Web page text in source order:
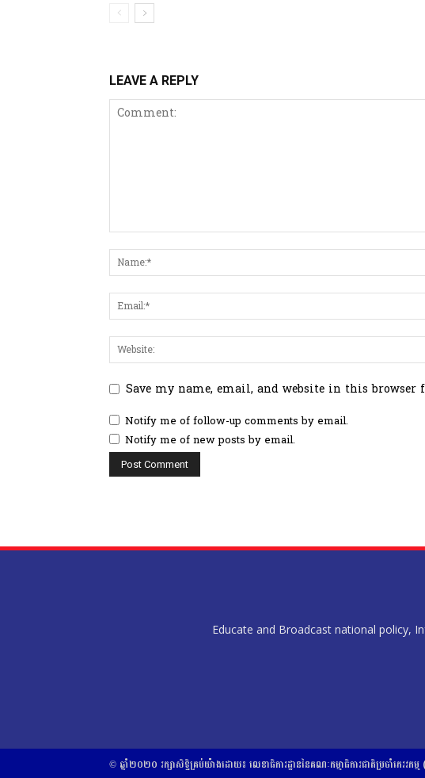
LEAVE A REPLY
Save my name, email, and website in this
Notify me of follow-up comments by email.
Notify me of new posts by email.
Educate and Broadcast national policy,
© ឆ្នាំ២០២០​ ​រក្សាសិទ្ធិ​គ្រប់យ៉ាង​ដោយ​៖​ ​លេខាធិការដ្ឋាននៃគណៈកម្មាធិការជាតិប្រចាំភេរវក